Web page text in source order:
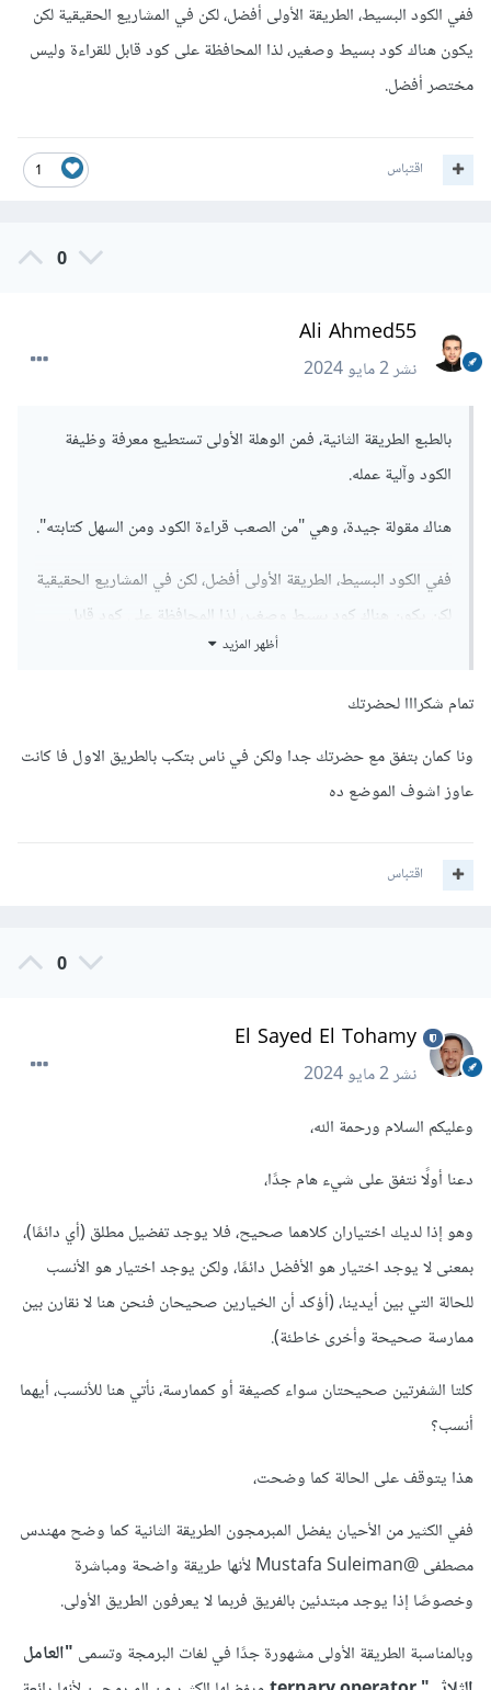
ففي الكود البسيط، الطريقة الأولى أفضل، لكن في المشاريع الحقيقية لكن
يكون هناك كود بسيط وصغير، لذا المحافظة على كود قابل للقراءة وليس
مختصر أفضل.
1 اقتباس
0
Ali Ahmed55
نشر2 مايو 2024
بالطبع الطريقة الثانية، فمن الوهلة الأولى تستطيع معرفة وظيفة
الكود وآلية عمله.
هناك مقولة جيدة، وهي "من الصعب قراءة الكود ومن السهل كتابته".
ففي الكود البسيط، الطريقة الأولى أفضل، لكن في المشاريع الحقيقية
لكن يكون هناك كود بسيط وصغير، لذا المحافظة على كود قابل
أظهر المزيد
تمام شكرااا لحضرتك
ونا كمان بتفق مع حضرتك جدا ولكن في ناس بتكب بالطريق الاول فا كانت
عاوز اشوف الموضع ده
اقتباس
0
El Sayed El Tohamy
نشر2 مايو 2024
وعليكم السلام ورحمة الله،
دعنا أولًا نتفق على شيء هام جدًا،
وهو إذا لديك اختياران كلاهما صحيح، فلا يوجد تفضيل مطلق (أي دائمًا)،
بمعنى لا يوجد اختيار هو الأفضل دائمًا، ولكن يوجد اختيار هو الأنسب
للحالة التي بين أيدينا، (أؤكد أن الخيارين صحيحان فنحن هنا لا نقارن بين
ممارسة صحيحة وأخرى خاطئة).
كلتا الشفرتين صحيحتان سواء كصيغة أو كممارسة، نأتي هنا للأنسب، أيهما
أنسب؟
هذا يتوقف على الحالة كما وضحت،
ففي الكثير من الأحيان يفضل المبرمجون الطريقة الثانية كما وضح مهندس
مصطفى@Mustafa Suleiman
لأنها طريقة واضحة ومباشرة
وخصوصًا إذا يوجد مبتدئين بالفريق فربما لا يعرفون الطريق الأولى.
وبالمناسبة الطريقة الأولى مشهورة جدًا في لغات البرمجة وتسمى"العامل